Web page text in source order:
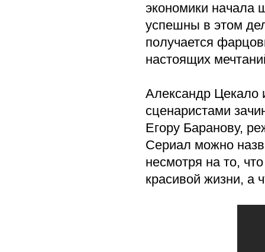
экономики начала
успешны в этом
получается
настоящих
Александр Цекало
сценаристами
Егору Баранову,
Сериал можно
несмотря на то,
красивой жизни, а